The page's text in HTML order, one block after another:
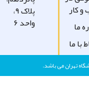
پلاک ۹،
واحد ۶
می باشد.